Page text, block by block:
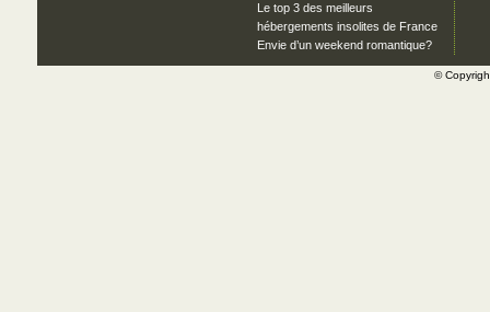
Le top 3 des meilleurs
hébergements insolites de France
Envie d’un weekend romantique?
©